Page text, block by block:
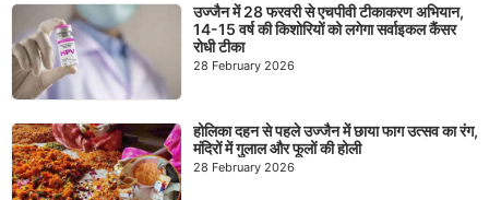
उज्जैन में 28 फरवरी से एचपीवी टीकाकरण अभियान,
14-15 वर्ष की किशोरियों को लगेगा सर्वाइकल कैंसर
रोधी टीका
28 February 2026
होलिका दहन से पहले उज्जैन में छाया फाग उत्सव का रंग,
मंदिरों में गुलाल और फूलों की होली
28 February 2026